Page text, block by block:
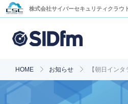
株式会社サイバーセキュリティクラウ
HOME お知らせ 【朝日イン